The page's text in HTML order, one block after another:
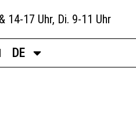
14-17 Uhr, Di. 9-11 Uhr
DE